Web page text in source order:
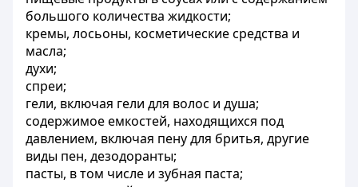
большого количества жидкости;
кремы, лосьоны, косметические средства и
масла;
духи;
спреи;
гели, включая гели для волос и душа;
содержимое емкостей, находящихся под
давлением, включая пену для бритья, другие
виды пен, дезодоранты;
пасты, в том числе и зубная паста;